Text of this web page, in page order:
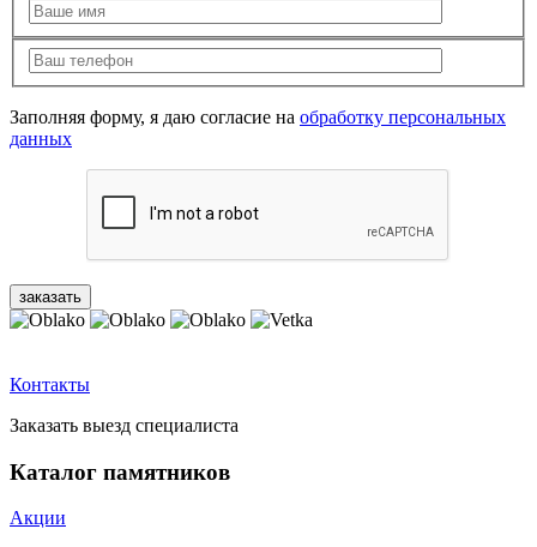
Заполняя форму, я даю согласие на обработку персональных
данных
Контакты
Заказать выезд специалиста
Каталог памятников
Акции